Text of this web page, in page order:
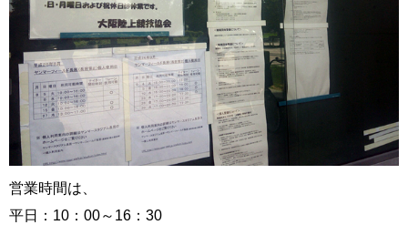
営業時間は、
平日：10：00～16：30